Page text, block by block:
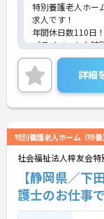
特別養護老人ホー
求人です！
年間休日数110日
プライベートな時
用可能な託児所も
ご興味ある方には
細をお話致します
詳細
特別養護老人ホーム（特養）
社会福祉法人梓友会
【静岡県／
護士のお仕事